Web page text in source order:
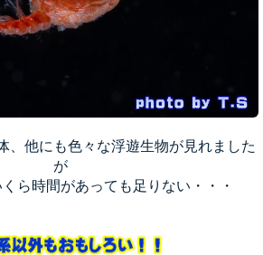
、他にも色々な浮遊生物が見れました
が
ら時間があっても足りない・・・